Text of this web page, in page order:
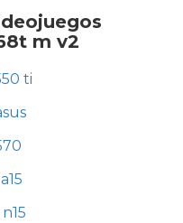
m v2
ti